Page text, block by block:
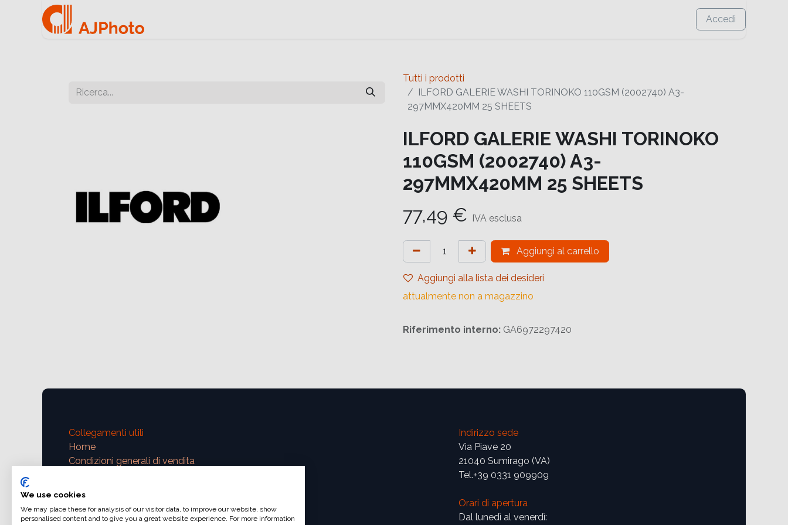
Accedi
Tutti i prodotti
ILFORD GALERIE WASHI TORINOKO 110GSM (2002740) A3-
297MMX420MM 25 SHEETS
ILFORD GALERIE WASHI TORINOKO
110GSM (2002740) A3-
297MMX420MM 25 SHEETS
77,49 € IVA esclusa
Aggiungi al carrello
Aggiungi alla lista dei desideri
attualmente non a magazzino
Riferimento interno: GA6972297420
Collegamenti utili
Home
Condizioni generali di vendita
Iva e fatturazione
Indirizzo sede
Via Piave 20
21040 Sumirago (VA)
Tel.+39 0331 909909
Orari di apertura
Dal lunedì al venerdì:
We use cookies
We may place these for analysis of our visitor data, to improve our website, show
personalised content and to give you a great website experience. For more information